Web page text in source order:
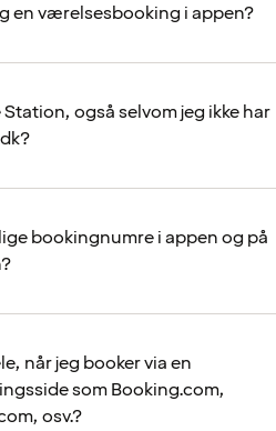
en værelsesbooking i appen?
også selvom jeg ikke har
bookingnumre i appen og på
når jeg booker via en
som Booking.com,
osv.?